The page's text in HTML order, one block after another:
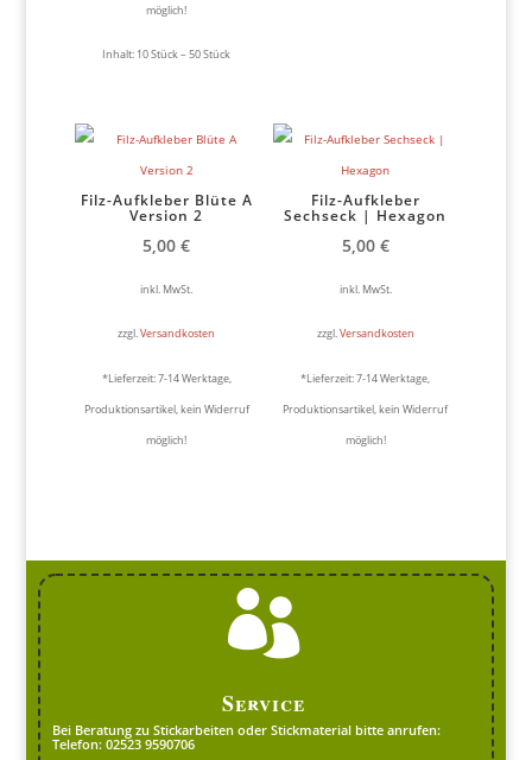
möglich!
Inhalt: 10Stück– 50Stück
Filz-Aufkleber Blüte A
Version 2
5,00€
inkl. MwSt.
zzgl.Versandkosten
*Lieferzeit:7-14 Werktage,
Produktionsartikel, kein Widerruf
möglich!
Filz-Aufkleber
Sechseck | Hexagon
5,00 €
inkl. MwSt.
zzgl.Versandkosten
*Lieferzeit:7-14 Werktage,
Produktionsartikel, kein Widerruf
möglich!

Service
Bei Beratung zu Stickarbeiten oder Stickmaterial bitte anrufen:
Telefon: 02523 9590706